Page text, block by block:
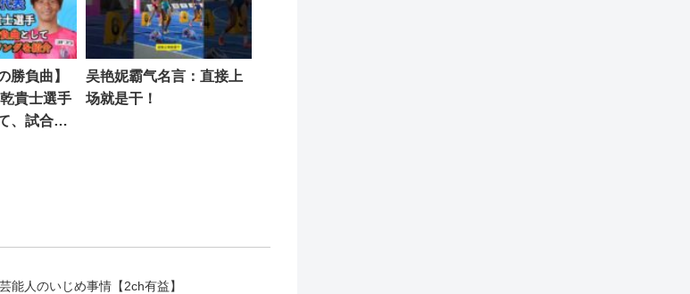
勝負曲】
貴士選手
、試合前
吴艳妮霸气名言：直接上
场就是干！
能人のいじめ事情【2ch有益】